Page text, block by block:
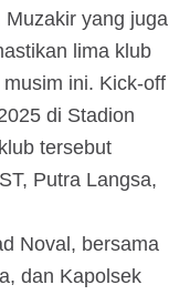
yang juga
lima klub
ini. Kick-off
di Stadion
tersebut
Putra Langsa,
Noval, bersama
dan Kapolsek